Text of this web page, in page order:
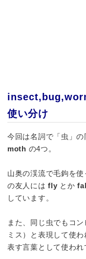
使い分け
今回は名詞で「虫」の
moth の4つ。
山奥の渓流で毛鉤を
の友人にはfly とか
しています。
また、同じ虫でもコ
ミス）と表現して使
表す言葉として使われ